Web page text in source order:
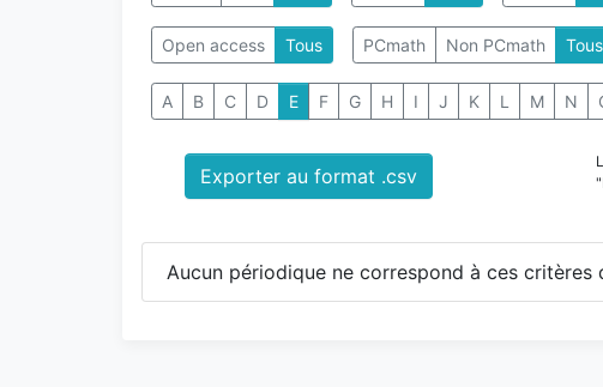
Open access Tous PCmath Non PCmath Tous
A B C D E F G H I J K L M N
Exporter au format .csv
Aucun périodique ne correspond à ces critères